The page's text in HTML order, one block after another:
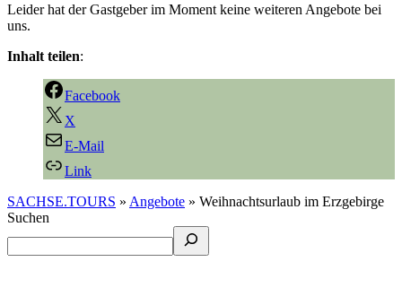
Leider hat der Gastgeber im Moment keine weiteren Angebote bei
uns.
Inhalt teilen:
Facebook
X
E-Mail
Link
SACHSE.TOURS » Angebote » Weihnachtsurlaub im Erzgebirge
Suchen